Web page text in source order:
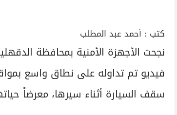
كتب : أحمد عبد المطلب
نجحت الأجهزة الأمنية بمحافظة
فيديو تم تداوله على نطاق واسع
سقف السيارة أثناء سيرها، معرضاً